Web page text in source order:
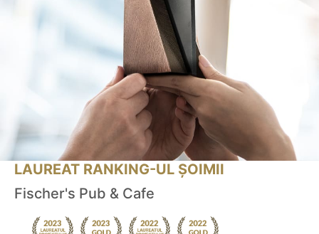
LAUREAT RANKING-UL ȘOIMII
Fischer's Pub & Cafe